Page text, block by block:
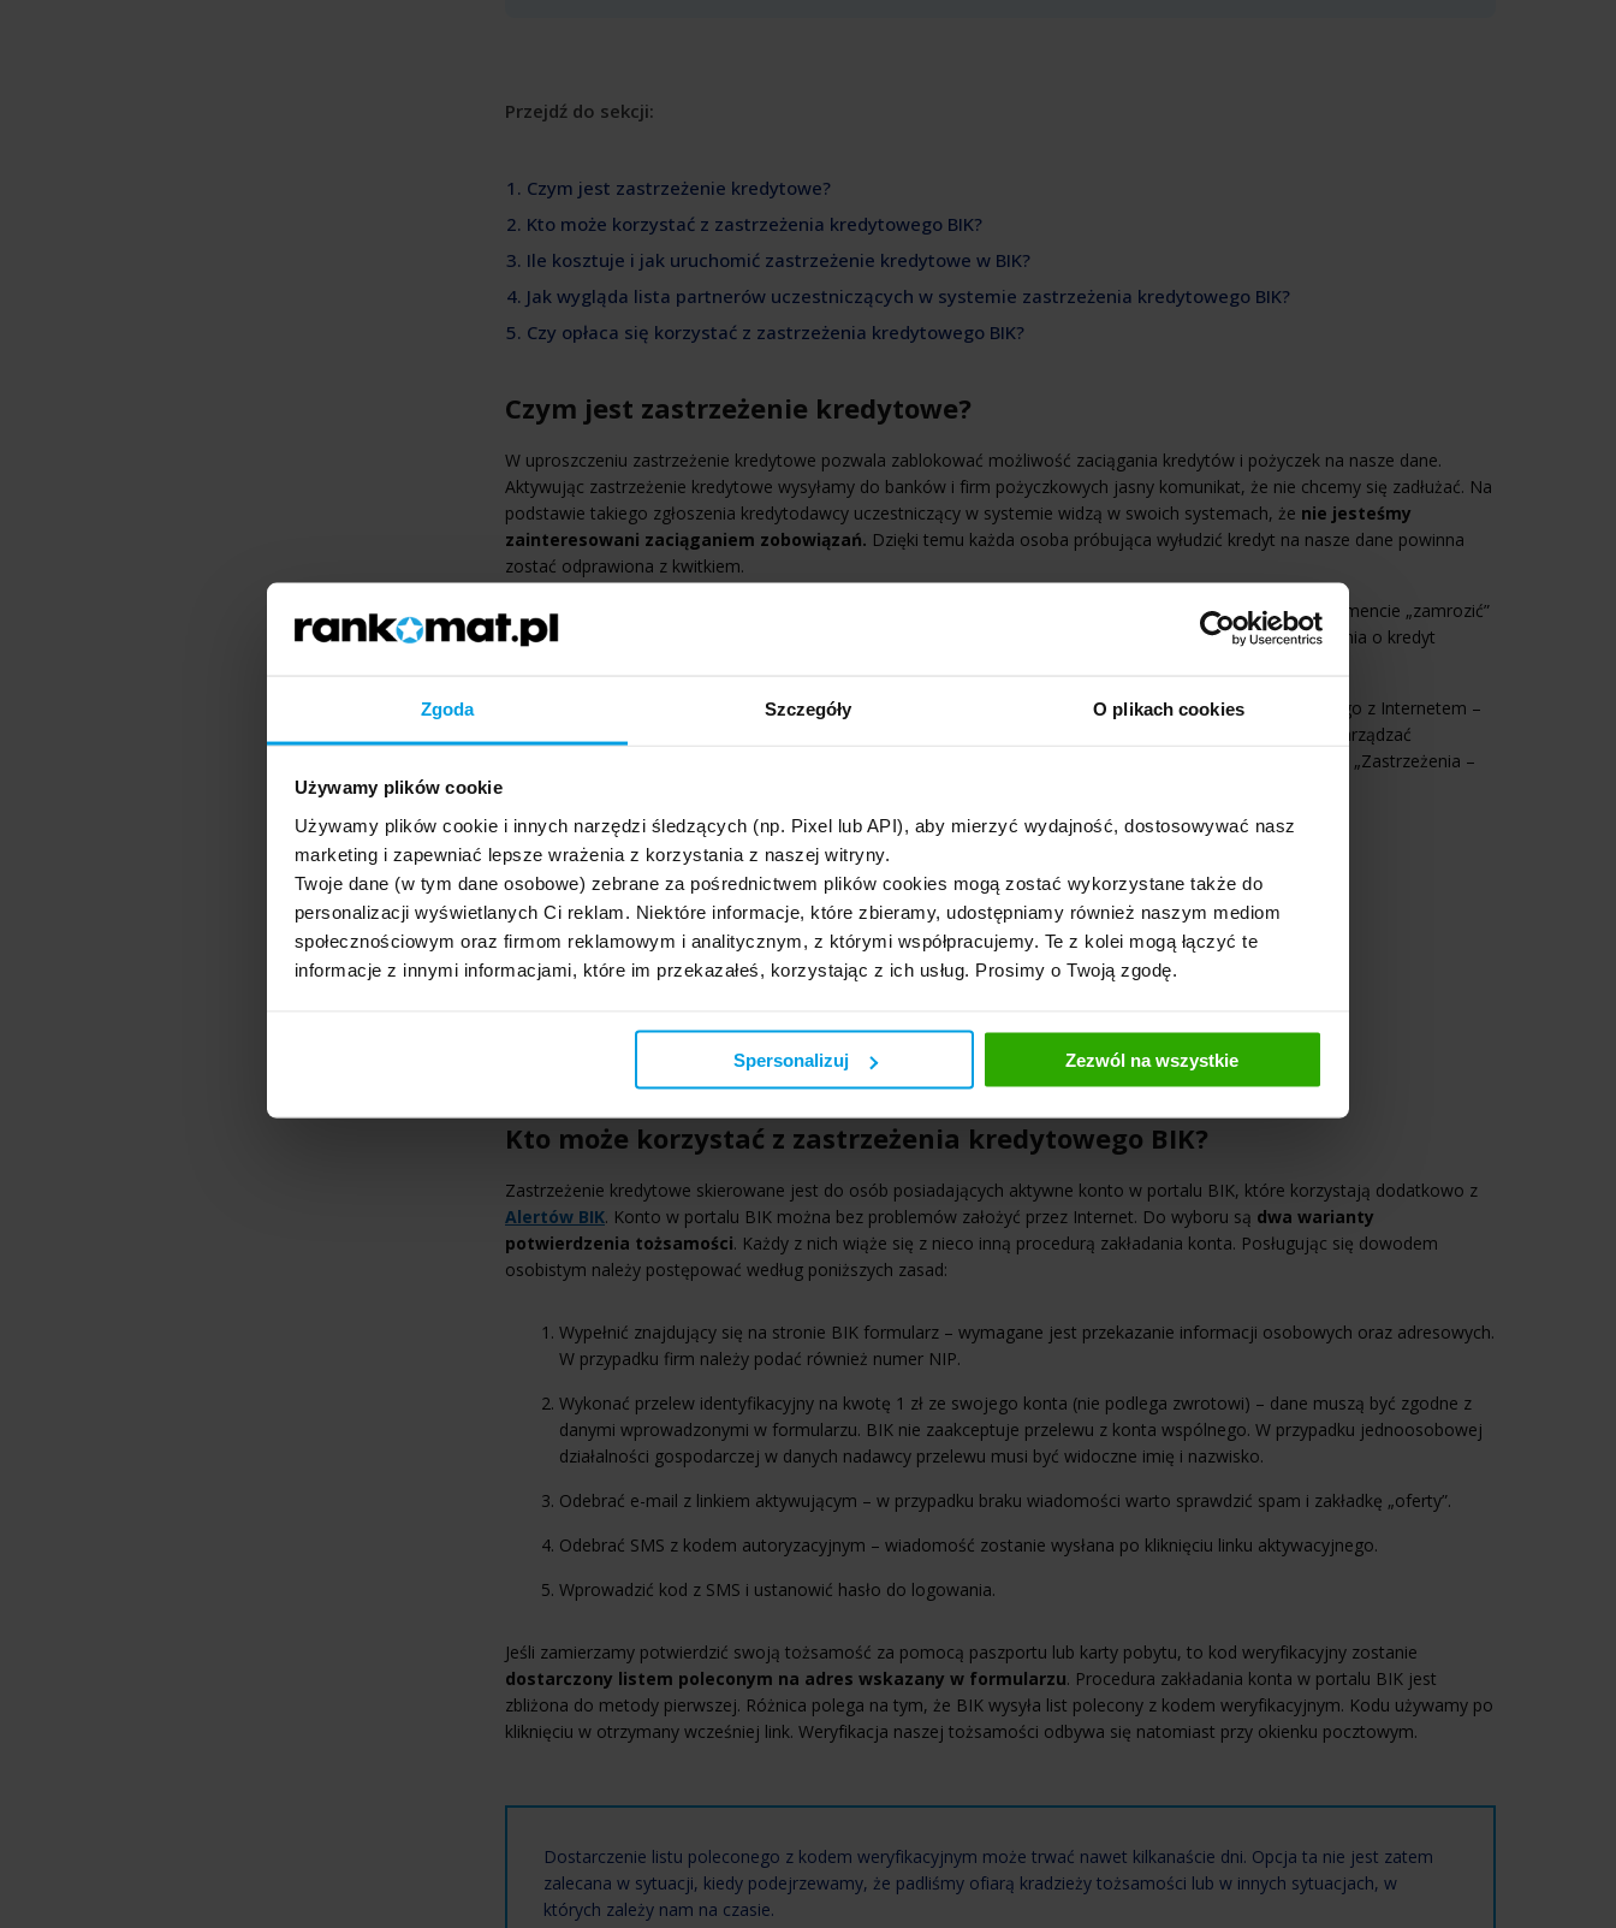
Zgoda Szczegóły O plikach cookies
Używamy plików cookie
Używamy plików cookie i innych narzędzi śledzących (np. Pixel lub API), aby mierzyć wydajność, dostosowywać nasz
marketing i zapewniać lepsze wrażenia z korzystania z naszej witryny.
Twoje dane (w tym dane osobowe) zebrane za pośrednictwem plików cookies mogą zostać wykorzystane także do
personalizacji wyświetlanych Ci reklam. Niektóre informacje, które zbieramy, udostępniamy również naszym mediom
społecznościowym oraz firmom reklamowym i analitycznym, z którymi współpracujemy. Te z kolei mogą łączyć te
informacje z innymi informacjami, które im przekazałeś, korzystając z ich usług. Prosimy o Twoją zgodę.
Spersonalizuj Zezwól na wszystkie
Przejdź do sekcji:
1. Czym jest zastrzeżenie kredytowe?
2. Kto może korzystać z zastrzeżenia kredytowego BIK?
3. Ile kosztuje i jak uruchomić zastrzeżenie kredytowe w BIK?
4. Jak wygląda lista partnerów uczestniczących w systemie zastrzeżenia kredytowego BIK?
5. Czy opłaca się korzystać z zastrzeżenia kredytowego BIK?
Czym jest zastrzeżenie kredytowe?
W uproszczeniu zastrzeżenie kredytowe pozwala zablokować możliwość zaciągania kredytów i pożyczek na nasze dane.
Aktywując zastrzeżenie kredytowe wysyłamy do banków i firm pożyczkowych jasny komunikat, że nie chcemy się zadłużać. Na
podstawie takiego zgłoszenia kredytodawcy uczestniczący w systemie widzą w swoich systemach, że nie jesteśmy
zainteresowani zaciąganiem zobowiązań. Dzięki temu każda osoba próbująca wyłudzić kredyt na nasze dane powinna
zostać odprawiona z kwitkiem.
Usługa zastrzeżenia kredytowego często porównywana jest do zamrażarki, gdyż możemy w dowolnym momencie „zamrozić”
lub „odmrozić” możliwość zaciągania zobowiązań. Przykładowo możemy zdjąć blokadę na czas wnioskowania o kredyt
Jeśli dodamy, że zastrzeżeniem kredytowym możemy zarządzać – zdalnie z poziomu urządzenia połączonego z Internetem –
. Panel pozwalający zarządzać
zastrzeżeniem kredytowym widoczny jest po zalogowaniu się na konto w portalu internetowym BIK w sekcji „Zastrzeżenia –
Kto może korzystać z zastrzeżenia kredytowego BIK?
Zastrzeżenie kredytowe skierowane jest do osób posiadających aktywne konto w portalu BIK, które korzystają dodatkowo z
Alertów BIK. Konto w portalu BIK można bez problemów założyć przez Internet. Do wyboru są dwa warianty
potwierdzenia tożsamości. Każdy z nich wiąże się z nieco inną procedurą zakładania konta. Posługując się dowodem
osobistym należy postępować według poniższych zasad:
Wypełnić znajdujący się na stronie BIK formularz – wymagane jest przekazanie informacji osobowych oraz adresowych.
W przypadku firm należy podać również numer NIP.
Wykonać przelew identyfikacyjny na kwotę 1 zł ze swojego konta (nie podlega zwrotowi) – dane muszą być zgodne z
danymi wprowadzonymi w formularzu. BIK nie zaakceptuje przelewu z konta wspólnego. W przypadku jednoosobowej
działalności gospodarczej w danych nadawcy przelewu musi być widoczne imię i nazwisko.
Odebrać e-mail z linkiem aktywującym – w przypadku braku wiadomości warto sprawdzić spam i zakładkę „oferty”.
Odebrać SMS z kodem autoryzacyjnym – wiadomość zostanie wysłana po kliknięciu linku aktywacyjnego.
Wprowadzić kod z SMS i ustanowić hasło do logowania.
Jeśli zamierzamy potwierdzić swoją tożsamość za pomocą paszportu lub karty pobytu, to kod weryfikacyjny zostanie
dostarczony listem poleconym na adres wskazany w formularzu. Procedura zakładania konta w portalu BIK jest
zbliżona do metody pierwszej. Różnica polega na tym, że BIK wysyła list polecony z kodem weryfikacyjnym. Kodu używamy po
kliknięciu w otrzymany wcześniej link. Weryfikacja naszej tożsamości odbywa się natomiast przy okienku pocztowym.
Dostarczenie listu poleconego z kodem weryfikacyjnym może trwać nawet kilkanaście dni. Opcja ta nie jest zatem
zalecana w sytuacji, kiedy podejrzewamy, że padliśmy ofiarą kradzieży tożsamości lub w innych sytuacjach, w
których zależy nam na czasie.